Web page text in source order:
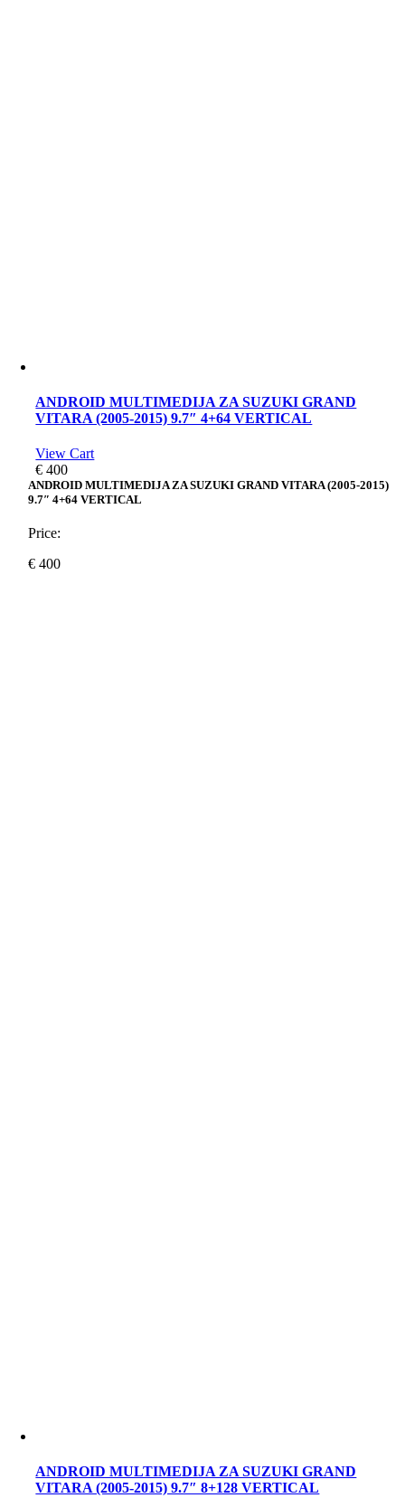
ANDROID MULTIMEDIJA ZA SUZUKI GRAND
VITARA (2005-2015) 9.7″ 4+64 VERTICAL
View Cart
€ 400
ANDROID MULTIMEDIJA ZA SUZUKI GRAND VITARA (2005-2015)
9.7″ 4+64 VERTICAL
Price:
€ 400
ANDROID MULTIMEDIJA ZA SUZUKI GRAND
VITARA (2005-2015) 9.7″ 8+128 VERTICAL